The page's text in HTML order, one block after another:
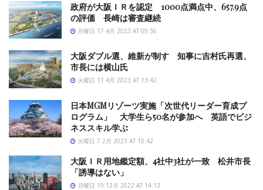
政府が大阪ＩＲを認定 1000点満点中、657.9点
の評価 長崎は審査継続
月曜日 17 4月 2023 AT 09:36
大阪ダブル選、維新が制す 知事に吉村氏再選、
市長には横山氏
火曜日 11 4月 2023 AT 13:42
日本MGMリゾーツ実施「次世代リーダー育成プ
ログラム」 大学生ら50名が参加へ 英語でビジ
ネススキル学ぶ
火曜日 7 2月 2023 AT 10:42
大阪ＩＲ用地鑑定額、4社中3社が一致 松井市長
「誘導はない」
月曜日 19 12月 2022 AT 14:13